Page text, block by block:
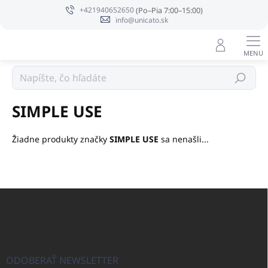
+421940652650
info@unicato.sk
Hľadať
Predávané značky
SIMPLE USE
Žiadne produkty značky SIMPLE USE sa nenašli...
ODOBERAŤ NEWSLETTER